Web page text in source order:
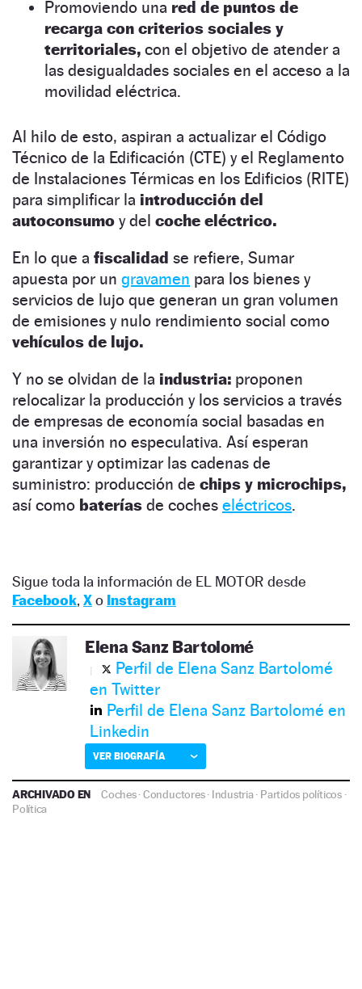
Promoviendo una red de puntos de
recarga con criterios sociales y
territoriales, con el objetivo de atender a
las desigualdades sociales en el acceso a la
movilidad eléctrica.
Al hilo de esto, aspiran a actualizar el Código
Técnico de la Edificación (CTE) y el Reglamento
de Instalaciones Térmicas en los Edificios (RITE)
para simplificar la introducción del
autoconsumo y del coche eléctrico.
En lo que a fiscalidad se refiere, Sumar
apuesta por un gravamen para los bienes y
servicios de lujo que generan un gran volumen
de emisiones y nulo rendimiento social como
vehículos de lujo.
Y no se olvidan de la industria: proponen
relocalizar la producción y los servicios a través
de empresas de economía social basadas en
una inversión no especulativa. Así esperan
garantizar y optimizar las cadenas de
suministro: producción de chips y microchips,
así como baterías de coches eléctricos.
Sigue toda la información de EL MOTOR desde
Facebook, Xo Instagram
Elena Sanz Bartolomé
Perfil de Elena Sanz Bartolomé
en Twitter
Perfil de Elena Sanz Bartolomé en
Linkedin
VER BIOGRAFÍA
ARCHIVADO EN Coches·Conductores· Industria· Partidos políticos·
Política